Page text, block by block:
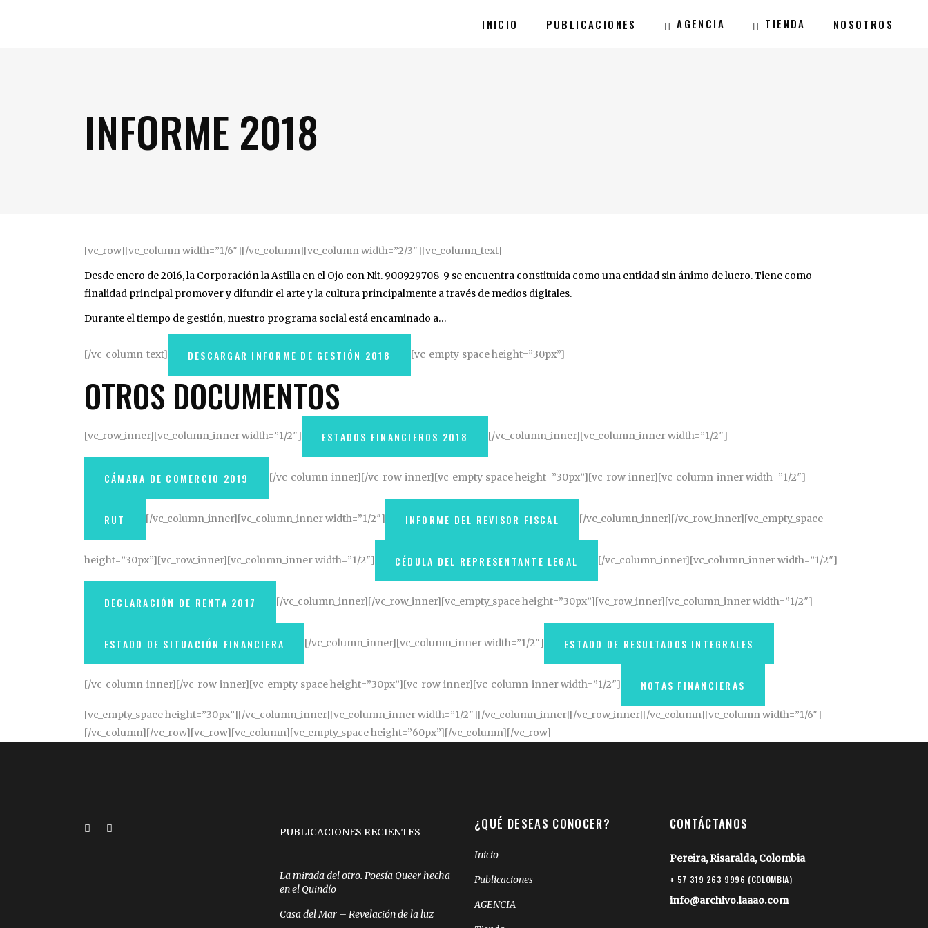
INICIO PUBLICACIONES AGENCIA TIENDA NOSOTROS
INFORME 2018
[vc_row][vc_column width=”1/6″][/vc_column][vc_column width=”2/3″][vc_column_text]
Desde enero de 2016, la Corporación la Astilla en el Ojo con Nit. 900929708-9 se encuentra constituida como una entidad sin ánimo de lucro. Tiene como
finalidad principal promover y difundir el arte y la cultura principalmente a través de medios digitales.
Durante el tiempo de gestión, nuestro programa social está encaminado a…
[/vc_column_text] DESCARGAR INFORME DE GESTIÓN 2018 [vc_empty_space height=”30px”]
OTROS DOCUMENTOS
[vc_row_inner][vc_column_inner width=”1/2″] ESTADOS FINANCIEROS 2018 [/vc_column_inner][vc_column_inner width=”1/2″]
CÁMARA DE COMERCIO 2019 [/vc_column_inner][/vc_row_inner][vc_empty_space height=”30px”][vc_row_inner][vc_column_inner width=”1/2″]
RUT [/vc_column_inner][vc_column_inner width=”1/2″] INFORME DEL REVISOR FISCAL [/vc_column_inner][/vc_row_inner][vc_empty_space
height=”30px”][vc_row_inner][vc_column_inner width=”1/2″] CÉDULA DEL REPRESENTANTE LEGAL [/vc_column_inner][vc_column_inner width=”1/2″]
DECLARACIÓN DE RENTA 2017 [/vc_column_inner][/vc_row_inner][vc_empty_space height=”30px”][vc_row_inner][vc_column_inner width=”1/2″]
ESTADO DE SITUACIÓN FINANCIERA [/vc_column_inner][vc_column_inner width=”1/2″] ESTADO DE RESULTADOS INTEGRALES
[/vc_column_inner][/vc_row_inner][vc_empty_space height=”30px”][vc_row_inner][vc_column_inner width=”1/2″] NOTAS FINANCIERAS
[vc_empty_space height=”30px”][/vc_column_inner][vc_column_inner width=”1/2″][/vc_column_inner][/vc_row_inner][/vc_column][vc_column width=”1/6″]
[/vc_column][/vc_row][vc_row][vc_column][vc_empty_space height=”60px”][/vc_column][/vc_row]
PUBLICACIONES RECIENTES
La mirada del otro. Poesía Queer hecha
en el Quindío
Casa del Mar – Revelación de la luz
¿QUÉ DESEAS CONOCER?
Inicio
Publicaciones
AGENCIA
CONTÁCTANOS
Pereira, Risaralda, Colombia
+ 57 319 263 9996 (COLOMBIA)
info@archivo.laaao.com